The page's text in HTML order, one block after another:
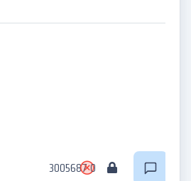
30056870